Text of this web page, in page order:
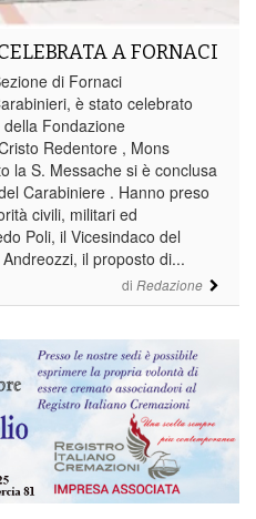
di Redazione
A FORNACI
di Fornaci
è stato celebrato
Fondazione
Redentore , Mons
la S. Messache si è conclusa
Carabiniere . Hanno preso
civili, militari ed
Poli, il Vicesindaco del
il proposto di...